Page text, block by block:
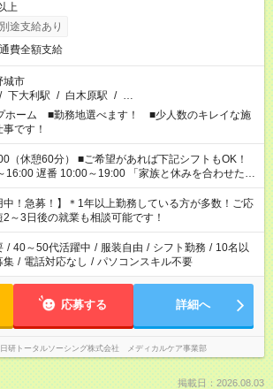
上
途支給あり
費全額支給
城市
/ 下大利駅 / 白木原駅 / …
ホーム ■勤務地選べます！ ■少人数のキレイな施
です！
ご希望があれば下記シフトもOK！
番 10:00～19:00 「家族と休みを合わせた
を持って夕飯の準備がしたい」 「できれば残業はし
ど、ご希望を教えてくださいね。 ※Wワーク希望
覧のお仕事で希望する勤務時間と、もう1つのお仕事
。 合計で週40時間を超える場合は応募できません。
中！急募！】＊1年以上勤務している方が多数！ご応
～3日後の就業も相談可能です！
/ 40～50代活躍中 / 服装自由 / シフト勤務 / 10名以
集 / 電話対応なし / パソコンスキル不要
応募する 詳細へ
日研トータルソーシング株式会社 メディカルケア事業部
掲載日：2026.08.03